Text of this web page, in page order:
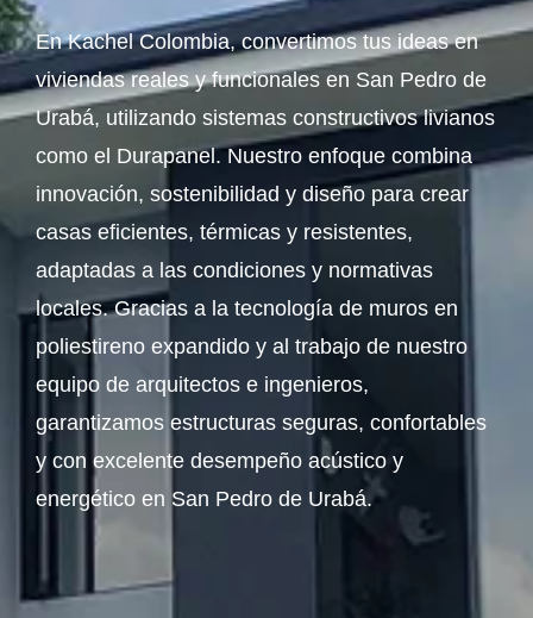
En Kachel Colombia, convertimos tus ideas en
viviendas reales y funcionales en San Pedro de
Urabá, utilizando sistemas constructivos livianos
como el Durapanel. Nuestro enfoque combina
innovación, sostenibilidad y diseño para crear
casas eficientes, térmicas y resistentes,
adaptadas a las condiciones y normativas
locales. Gracias a la tecnología de muros en
poliestireno expandido y al trabajo de nuestro
equipo de arquitectos e ingenieros,
garantizamos estructuras seguras, confortables
y con excelente desempeño acústico y
energético en San Pedro de Urabá.